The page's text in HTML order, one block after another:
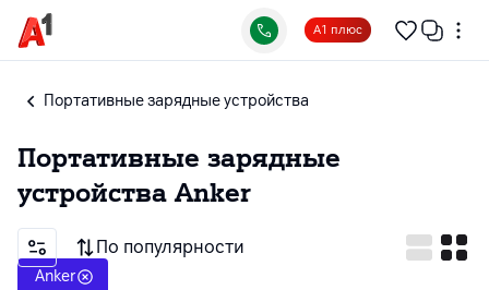
А1 плюс
Портативные зарядные устройства
Портативные зарядные
устройства Anker
По популярности
Anker